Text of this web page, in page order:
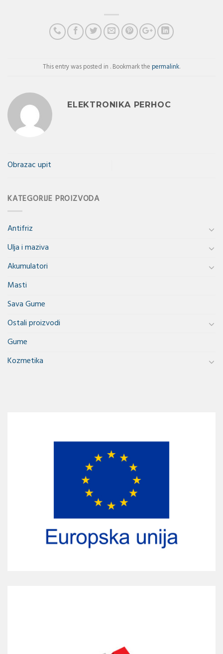
This entry was posted in . Bookmark thepermalink.
ELEKTRONIKA PERHOC
Obrazac upit
KATEGORIJE PROIZVODA
Antifriz
Ulja i maziva
Akumulatori
Masti
Sava Gume
Ostali proizvodi
Gume
Kozmetika